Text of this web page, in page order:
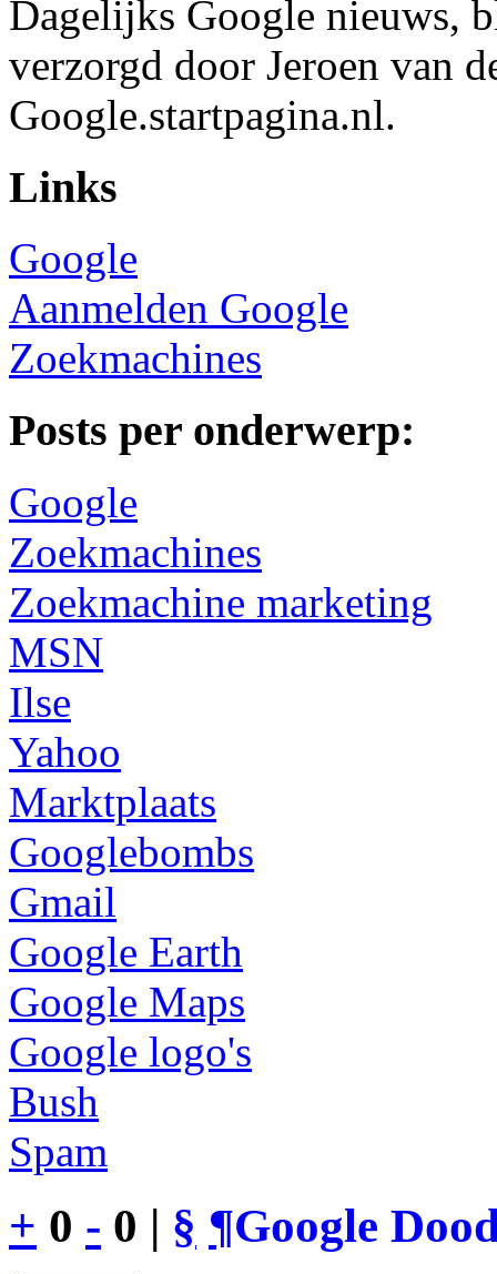
Dagelijks Google nieuws,
verzorgd door Jeroen van
Google.startpagina.nl.
Links
Google
Aanmelden Google
Zoekmachines
Posts per onderwerp:
Google
Zoekmachines
Zoekmachine marketing
MSN
Ilse
Yahoo
Marktplaats
Googlebombs
Gmail
Google Earth
Google Maps
Google logo's
Bush
Spam
+ 0 - 0 | § ¶Google